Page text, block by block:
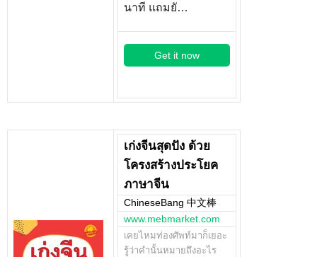
นาที แถมยั…
Get it now
เก่งจีนสุดปัง ด้วย
โครงสร้างประโยค
ภาษาจีน
ChineseBang 中文棒
www.mebmarket.com
เคยไหมท่องศัพท์มาก็เยอะ
รู้ว่าคำนั้นหมายถึงอะไร